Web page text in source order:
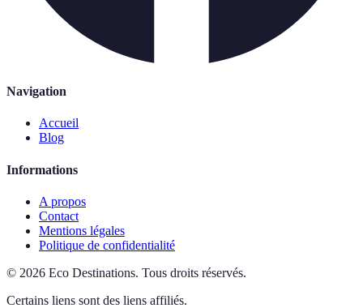
Navigation
Accueil
Blog
Informations
A propos
Contact
Mentions légales
Politique de confidentialité
© 2026 Eco Destinations. Tous droits réservés.
Certains liens sont des liens affiliés.